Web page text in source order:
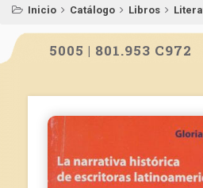
Inicio Catálogo Libros
5005 | 801.953 C972